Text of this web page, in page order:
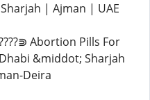
| Ajman | UAE
Abortion Pills For
&middot; Sharjah
Deira